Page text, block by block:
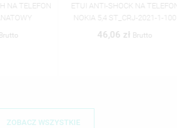
TELEFON
ETUI ANTI-SHOCK NA TELEFON
NOKIA 5,4 ST_CRJ-2021-1-100
46,06 złBrutto
ZOBACZ WSZYSTKIE